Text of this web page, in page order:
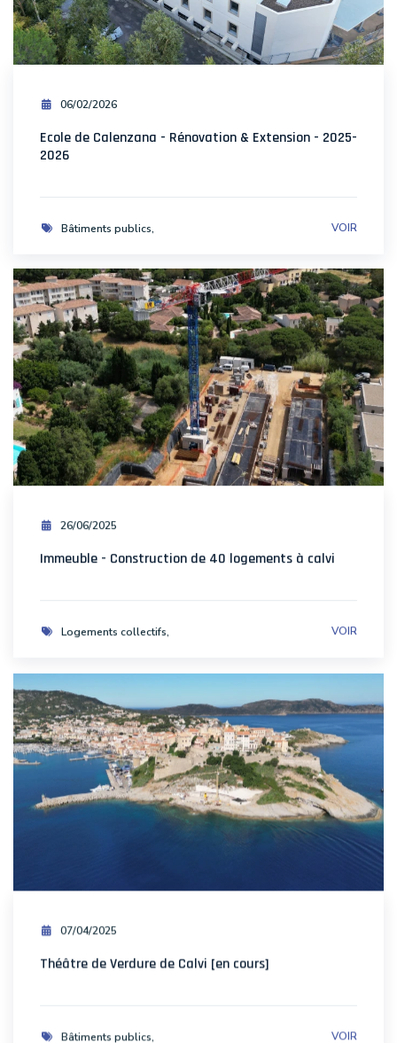
06/02/2026
Ecole de Calenzana - Rénovation & Extension - 2025-
2026
Bâtiments publics VOIR
26/06/2025
Immeuble - Construction de 40 logements à calvi
Logements collectifs VOIR
07/04/2025
Théâtre de Verdure de Calvi [en cours]
Bâtiments publics VOIR